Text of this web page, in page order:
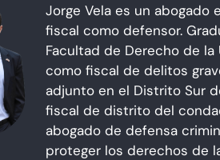
Jorge Vela es un
fiscal como defensor.
Facultad de Derecho de la
como fiscal de delitos
adjunto en el Distrito Sur
fiscal de distrito del
abogado de defensa
proteger los derechos de